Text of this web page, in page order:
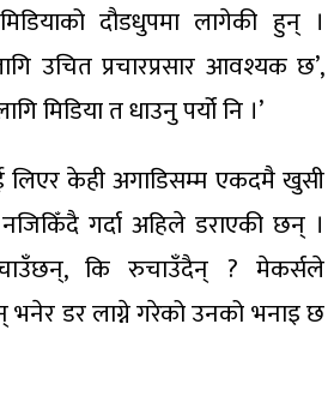
दौडधुपमा लागेकी हुन् ।
उचित प्रचारप्रसार आवश्यक छ’,
मिडिया त धाउनु पर्यो नि ।’
लिएर केही अगाडिसम्म एकदमै खुसी
गर्दा अहिले डराएकी छन् ।
कि रुचाउँदैन् ? मेकर्सले
डर लाग्ने गरेको उनको भनाइ छ